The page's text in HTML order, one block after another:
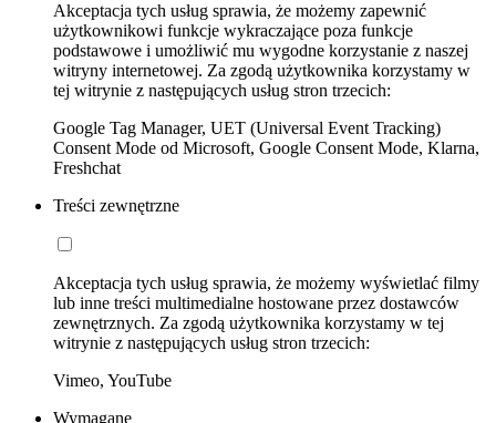
Akceptacja tych usług sprawia, że możemy zapewnić
użytkownikowi funkcje wykraczające poza funkcje
podstawowe i umożliwić mu wygodne korzystanie z naszej
witryny internetowej. Za zgodą użytkownika korzystamy w
tej witrynie z następujących usług stron trzecich:
Google Tag Manager, UET (Universal Event Tracking)
Consent Mode od Microsoft, Google Consent Mode, Klarna,
Freshchat
Treści zewnętrzne
Akceptacja tych usług sprawia, że możemy wyświetlać filmy
lub inne treści multimedialne hostowane przez dostawców
zewnętrznych. Za zgodą użytkownika korzystamy w tej
witrynie z następujących usług stron trzecich:
Vimeo, YouTube
Wymagane